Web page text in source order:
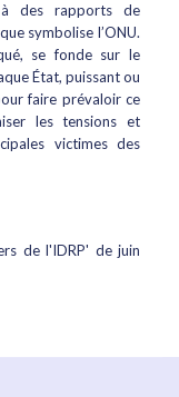
à des rapports de
symbolise l’ONU.
se fonde sur le
État, puissant ou
faire prévaloir ce
les tensions et
victimes des
de l'IDRP' de juin